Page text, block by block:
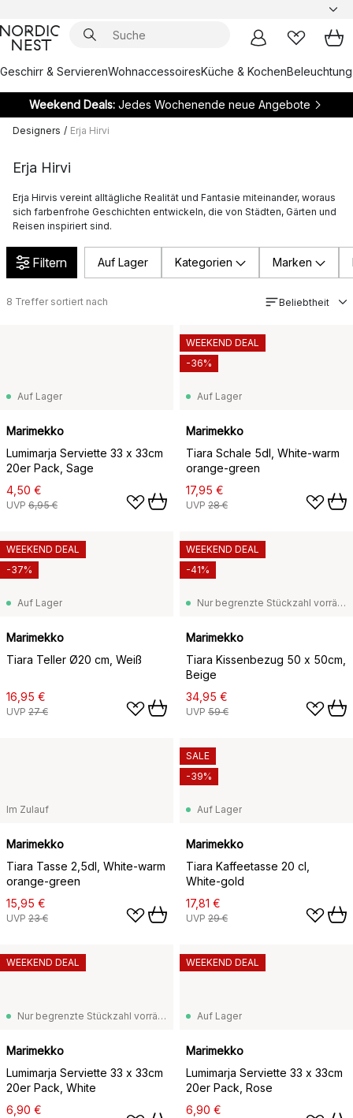
Geschirr & ServierenWohnaccessoiresKüche & KochenBeleuchtung
Weekend Deals:Jedes Wochenende neue Angebote
Designers / Erja Hirvi
Erja Hirvi
Erja Hirvis vereint alltägliche Realität und Fantasie miteinander, woraus
sich farbenfrohe Geschichten entwickeln, die von Städten, Gärten und
Reisen inspiriert sind.
Filtern Auf Lager Kategorien Marken
8 Treffer sortiert nach Beliebtheit
Auf Lager
Marimekko
Lumimarja Serviette 33 x 33cm
20er Pack, Sage
4,50 €
UVP 6,95 €
Auf Lager
Marimekko
Tiara Schale 5dl, White-warm
orange-green
17,95 €
UVP 28 €
WEEKEND DEAL
-36%
Auf Lager
Marimekko
Tiara Teller Ø20 cm, Weiß
16,95 €
UVP 27 €
WEEKEND DEAL
-37%
Nur begrenzte Stückzahl vorrätig
Marimekko
Tiara Kissenbezug 50 x 50cm,
Beige
34,95 €
UVP 59 €
WEEKEND DEAL
-41%
Im Zulauf
Marimekko
Tiara Tasse 2,5dl, White-warm
orange-green
15,95 €
UVP 23 €
Auf Lager
Marimekko
Tiara Kaffeetasse 20 cl,
White-gold
17,81 €
UVP 29 €
SALE
-39%
Nur begrenzte Stückzahl vorrätig
Marimekko
Lumimarja Serviette 33 x 33cm
20er Pack, White
6,90 €
WEEKEND DEAL
Auf Lager
Marimekko
Lumimarja Serviette 33 x 33cm
20er Pack, Rose
6,90 €
WEEKEND DEAL